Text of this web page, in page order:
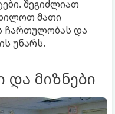
შეგიძლიათ
მათი
ჩართულობას და
უნარს.
და მიზნები